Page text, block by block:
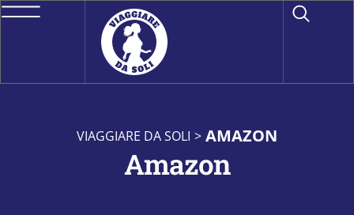
VIAGGIARE DA SOLI > AMAZON
Amazon